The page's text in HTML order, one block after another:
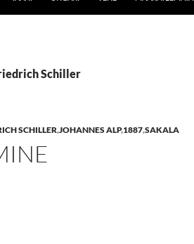
Schiller
SCHILLER,JOHANNES ALP,1887,SAKALA